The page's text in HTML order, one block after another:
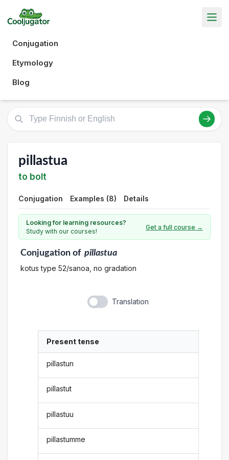
Conjugation
Etymology
Blog
pillastua
to bolt
Conjugation Examples (8) Details
Looking for learning resources?
Study with our courses!
Get a full course →
Conjugationof pillastua
kotus type 52/sanoa, no gradation
Translation
Present tense
pillastun
pillastut
pillastuu
pillastumme